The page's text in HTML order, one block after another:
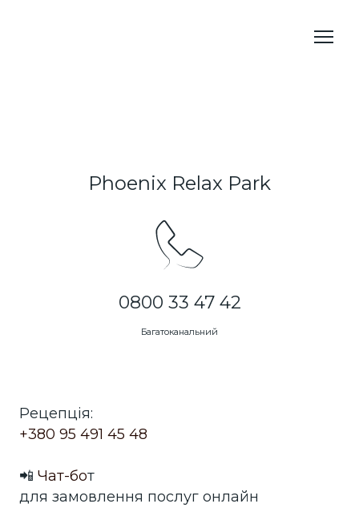
Phoenix Relax Park
0800 33 47 42
Багатоканальний
Рецепція:
+380 95 491 45 48
📲 Чат-бот
для замовлення послуг онлайн